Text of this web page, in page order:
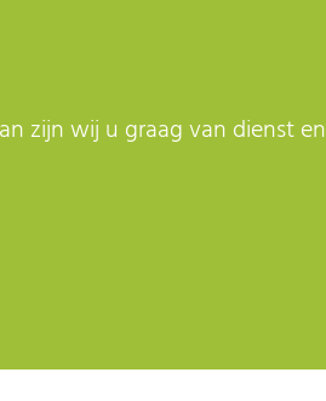
zijn wij u graag van dienst en